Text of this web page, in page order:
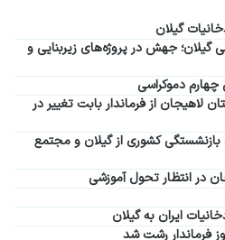
گیلان
گیلان؛ جهش در پروژه‌های زیربنایی و
دموکراسی
از فرماندار بابت تغییر در
کشوری از گیلان و مجتمع
در انتظار تحول آموزشی
ایران به گیلان
فرماندار رشت شد